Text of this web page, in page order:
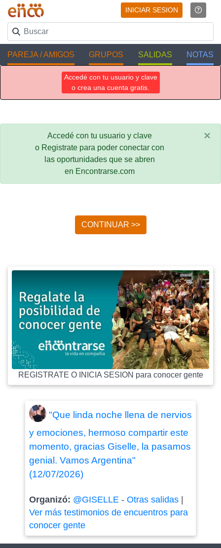
INICIAR SESION
PAREJA / AMIGOS GRUPOS SALIDAS NOTAS
Accedé con tu usuario y clave
o crea una cuenta gratis.
Accedé con tu usuario y clave
o Registrate para poder conectar con
las oportunidades que se abren
en Encontrarse.com
×
CONTINUAR >>
REGISTRATE O INICIA SESION para conocer gente
"Que linda noche llena de nervios
y emociones, hermoso compartir este
momento, gracias Giselle, la pasamos
genial. Vamos Argentina"
(12/07/2026)
Organizó: @GISELLE- Otras salidas|
Ver más testimonios de encuentros para
conocer gente